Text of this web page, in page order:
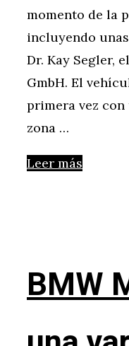
momento de la
incluyendo
Dr. Kay Segler,
GmbH. El
primera vez
zona …
Leer más
BMW